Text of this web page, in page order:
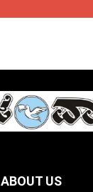
ABOUT US